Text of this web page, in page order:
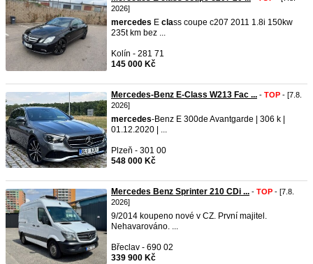
2026]
mercedes E class coupe c207 2011 1.8i 150kw
235t km bez ...
Kolín - 281 71
145 000 Kč
Mercedes-Benz E-Class W213 Fac ... - TOP - [7.8.
2026]
mercedes-Benz E 300de Avantgarde | 306 k |
01.12.2020 | ...
Plzeň - 301 00
548 000 Kč
Mercedes Benz Sprinter 210 CDi ... - TOP - [7.8.
2026]
9/2014 koupeno nové v CZ. První majitel.
Nehavarováno. ...
Břeclav - 690 02
339 900 Kč